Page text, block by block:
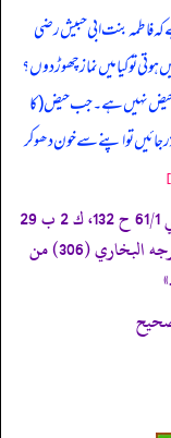
فاطمہ بنت ابی حبیش رضی
تو کیا میں نماز چھوڑ دوں؟
نہیں ہے۔ جب حیض (کا
تو اپنے سے خون دھو کر
«451- الموطأ (رواية يحيیٰي بن يحيیٰي 61/1 ح 132، ك 2 ب 29
ح 104) التمهيد 102/22، 103 الاستذكار: 111 و أخرجه البخاري (306) من